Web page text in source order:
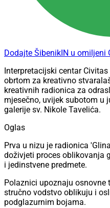
Dodajte ŠibenikIN u omiljeni
Interpretacijski centar
obrtom za kreativno
kreativnih radionica za
mjesečno, uvijek subotom u
galerije sv. Nikole Tavelića.
Oglas
Prva u nizu je radionica
doživjeti proces oblikovanja
i jedinstvene predmete.
Polaznici upoznaju osnovne
stručno vodstvo oblikuju i
podglazurnim bojama.